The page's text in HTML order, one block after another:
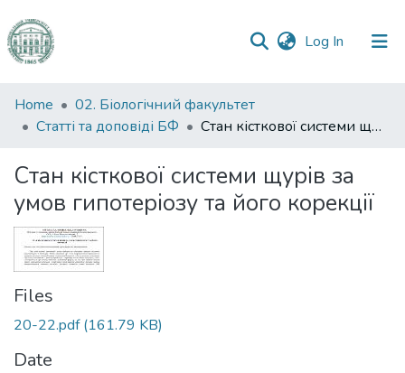
Log In (current)
Communities
&
All of DSpace
Statistics
Home
02. Біологічний факультет
Статті та доповіді БФ
Стан кісткової системи щурів за умов гипотеріозу та його корекції
Стан кісткової системи щурів за
умов гипотеріозу та його корекції
Files
20-22.pdf(161.79 KB)
Date